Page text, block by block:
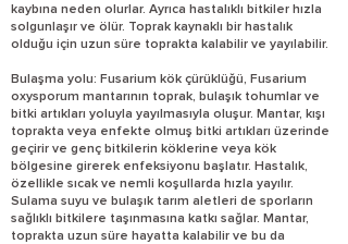
kaybına neden olurlar. Ayrıca hastalıklı bitkiler hızla
solgunlaşır ve ölür. Toprak kaynaklı bir hastalık
olduğu için uzun süre toprakta kalabilir ve yayılabilir.
Bulaşma yolu: Fusarium kök çürüklüğü, Fusarium
oxysporum mantarının toprak, bulaşık tohumlar ve
bitki artıkları yoluyla yayılmasıyla oluşur. Mantar, kışı
toprakta veya enfekte olmuş bitki artıkları üzerinde
geçirir ve genç bitkilerin köklerine veya kök
bölgesine girerek enfeksiyonu başlatır. Hastalık,
özellikle sıcak ve nemli koşullarda hızla yayılır.
Sulama suyu ve bulaşık tarım aletleri de sporların
sağlıklı bitkilere taşınmasına katkı sağlar. Mantar,
toprakta uzun süre hayatta kalabilir ve bu da